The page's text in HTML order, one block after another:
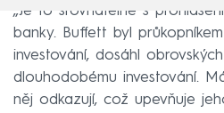
„Je to srovnatelné s
banky. Buffett byl
investování, dosáhl
dlouhodobému investování.
něj odkazují, což upevňuje